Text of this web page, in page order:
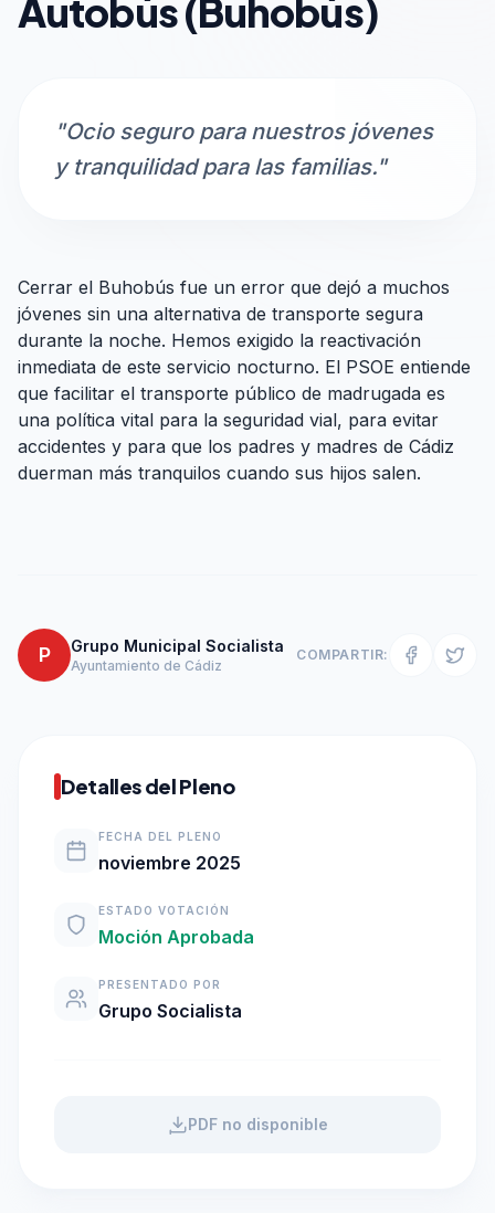
Autobús (Buhobús)
"Ocio seguro para nuestros jóvenes
y tranquilidad para las familias."
Cerrar el Buhobús fue un error que dejó a muchos
jóvenes sin una alternativa de transporte segura
durante la noche. Hemos exigido la reactivación
inmediata de este servicio nocturno. El PSOE entiende
que facilitar el transporte público de madrugada es
una política vital para la seguridad vial, para evitar
accidentes y para que los padres y madres de Cádiz
duerman más tranquilos cuando sus hijos salen.
P Grupo Municipal Socialista
Ayuntamiento de Cádiz
COMPARTIR:
Detalles del Pleno
FECHA DEL PLENO
noviembre 2025
ESTADO VOTACIÓN
Moción Aprobada
PRESENTADO POR
Grupo Socialista
PDF no disponible